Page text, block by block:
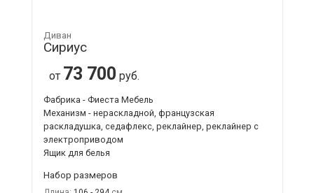
Диван
Сириус
от 73 700 руб.
Фабрика - Фиеста Мебель
Механизм - нераскладной, французская
раскладушка, седафлекс, реклайнер, реклайнер с
электроприводом
Ящик для белья
Набор размеров